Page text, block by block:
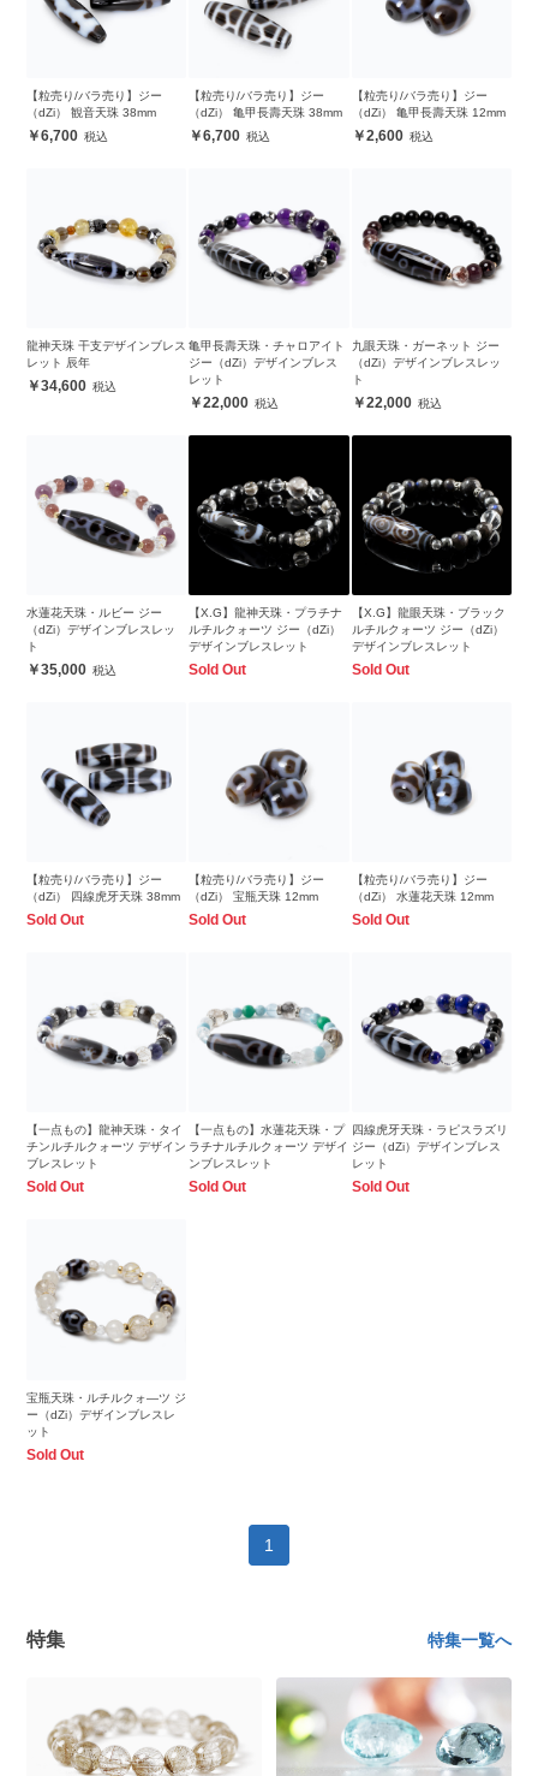
【粒売り/バラ売り】ジー
（dZi） 観音天珠 38mm
6,700
【粒売り/バラ売り】ジー
（dZi） 亀甲長壽天珠 38mm
6,700
【粒売り/バラ売り】ジー
（dZi） 亀甲長壽天珠 12mm
2,600
龍神天珠 干支デザインブレス
レット 辰年
34,600
亀甲長壽天珠・チャロアイト
ジー（dZi）デザインブレス
レット
22,000
九眼天珠・ガーネット ジー
（dZi）デザインブレスレッ
ト
22,000
水蓮花天珠・ルビー ジー
（dZi）デザインブレスレッ
ト
35,000
【X.G】龍神天珠・プラチナ
ルチルクォーツ ジー（dZi）
デザインブレスレット
Sold Out
【X.G】龍眼天珠・ブラック
ルチルクォーツ ジー（dZi）
デザインブレスレット
Sold Out
【粒売り/バラ売り】ジー
（dZi） 四線虎牙天珠 38mm
Sold Out
【粒売り/バラ売り】ジー
（dZi） 宝瓶天珠 12mm
Sold Out
【粒売り/バラ売り】ジー
（dZi） 水蓮花天珠 12mm
Sold Out
【一点もの】龍神天珠・タイ
チンルチルクォーツ デザイン
ブレスレット
Sold Out
【一点もの】水蓮花天珠・プ
ラチナルチルクォーツ デザイ
ンブレスレット
Sold Out
四線虎牙天珠・ラピスラズリ
ジー（dZi）デザインブレス
レット
Sold Out
宝瓶天珠・ルチルクォ―ツ ジ
ー（dZi）デザインブレスレ
ット
Sold Out
1
特集 特集一覧へ